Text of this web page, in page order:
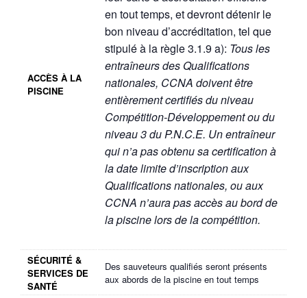
ACCÈS À LA
PISCINE
en tout temps, et devront détenir le
bon niveau d’accréditation, tel que
stipulé à la règle 3.1.9 a): Tous les
entraîneurs des Qualifications
nationales, CCNA doivent être
entièrement certifiés du niveau
Compétition-Développement ou du
niveau 3 du P.N.C.E. Un entraîneur
qui n’a pas obtenu sa certification à
la date limite d’inscription aux
Qualifications nationales, ou aux
CCNA n’aura pas accès au bord de
la piscine lors de la compétition.
SÉCURITÉ &
SERVICES DE
SANTÉ
Des sauveteurs qualifiés seront présents
aux abords de la piscine en tout temps